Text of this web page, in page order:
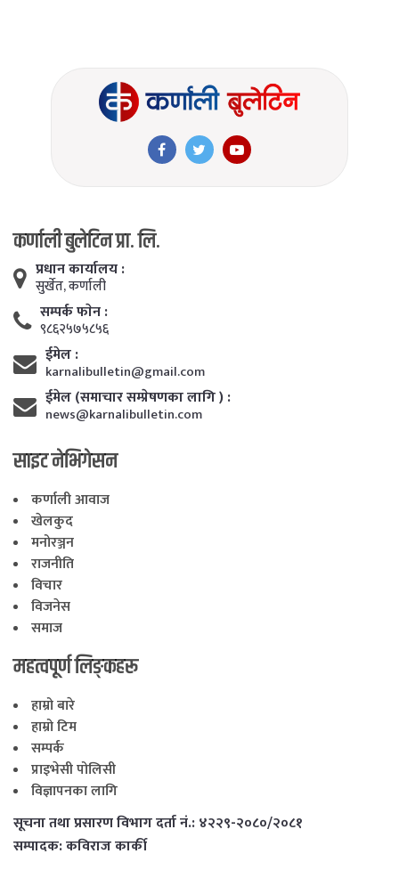
कर्णाली बुलेटिन प्रा. लि.
प्रधान कार्यालय :
सुर्खेत, कर्णाली
सम्पर्क फाेन :
९८६२५७५८५६
ईमेल :
karnalibulletin@gmail.com
ईमेल (समाचार सम्प्रेषणका लागि ) :
news@karnalibulletin.com
साइट नेभिगेसन
कर्णाली आवाज
खेलकुद
मनोरञ्जन
राजनीति
विचार
विजनेस
समाज
महत्वपूर्ण लिङ्कहरू
हाम्रो बारे
हाम्रो टिम
सम्पर्क
प्राइभेसी पोलिसी
विज्ञापनका लागि
सूचना तथा प्रसारण विभाग दर्ता नं.: ४२२९-२०८०/२०८१
सम्पादक: कविराज कार्की